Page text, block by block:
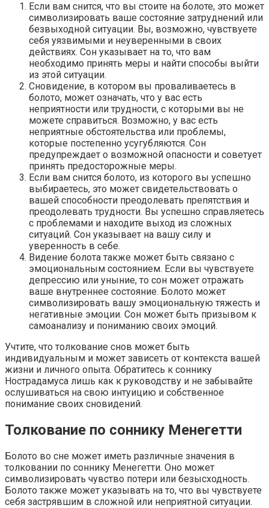
Если вам снится, что вы стоите на болоте, это может
символизировать ваше состояние затруднений или
безвыходной ситуации. Вы, возможно, чувствуете
себя уязвимыми и неуверенными в своих
действиях. Сон указывает на то, что вам
необходимо принять меры и найти способы выйти
из этой ситуации.
Сновидение, в котором вы проваливаетесь в
болото, может означать, что у вас есть
неприятности или трудности, с которыми вы не
можете справиться. Возможно, у вас есть
неприятные обстоятельства или проблемы,
которые постепенно усугубляются. Сон
предупреждает о возможной опасности и советует
принять предосторожные меры.
Если вам снится болото, из которого вы успешно
выбираетесь, это может свидетельствовать о
вашей способности преодолевать препятствия и
преодолевать трудности. Вы успешно справляетесь
с проблемами и находите выход из сложных
ситуаций. Сон указывает на вашу силу и
уверенность в себе.
Видение болота также может быть связано с
эмоциональным состоянием. Если вы чувствуете
депрессию или уныние, то сон может отражать
ваше внутреннее состояние. Болото может
символизировать вашу эмоциональную тяжесть и
негативные эмоции. Сон может быть призывом к
самоанализу и пониманию своих эмоций.
Учтите, что толкование снов может быть
индивидуальным и может зависеть от контекста вашей
жизни и личного опыта. Обратитесь к соннику
Нострадамуса лишь как к руководству и не забывайте
ослушиваться на свою интуицию и собственное
понимание своих сновидений.
Толкование по соннику Менегетти
Болото во сне может иметь различные значения в
толковании по соннику Менегетти. Оно может
символизировать чувство потери или безысходность.
Болото также может указывать на то, что вы чувствуете
себя застрявшим в сложной или неприятной ситуации.